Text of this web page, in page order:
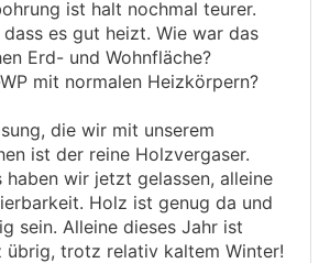
ist halt nochmal teurer.
es gut heizt. Wie war das
Erd- und Wohnfläche?
mit normalen Heizkörpern?
die wir mit unserem
ist der reine Holzvergaser.
haben wir jetzt gelassen, alleine
Holz ist genug da und
sein. Alleine dieses Jahr ist
übrig, trotz relativ kaltem Winter!